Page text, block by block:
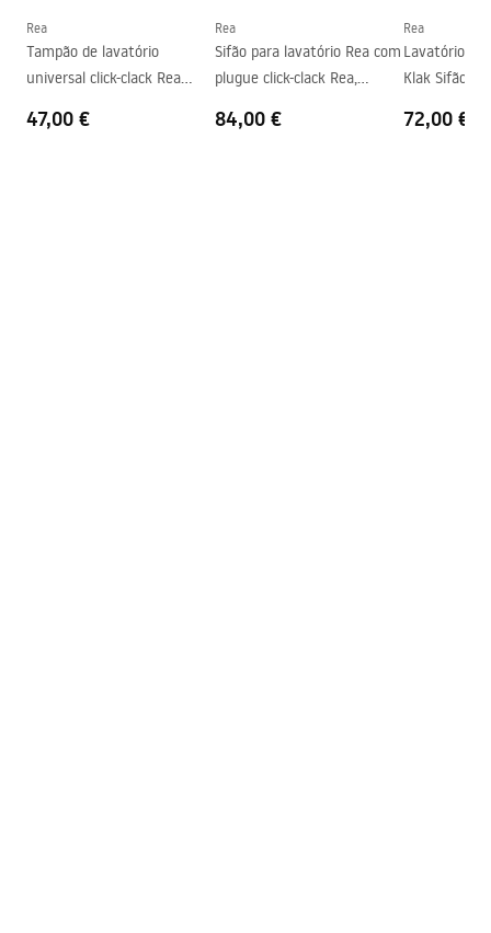
Forma
Furo da bateria
Não
Rea
Tampão de lavatório
universal click-clack Rea
47,00 €
Rea
Sifão para lavatório Rea com
plugue click-clack Rea,
84,00 €
Rea
Lavatório
Klak Sifão
72,00 €